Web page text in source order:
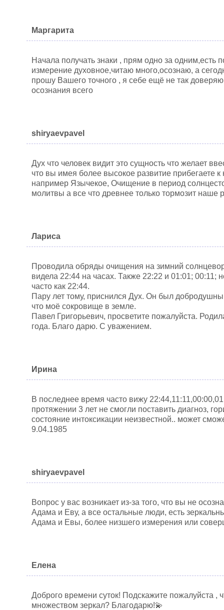
Маргарита
Начала получать знаки , прям одно за одним,есть
измерение духовное,читаю много,осознаю, а
прошу Вашего точного , я себе ещё не так
осознания всего
shiryaevpavel
Дух что человек видит это сущность что желает
что вы имея более высокое развитие прибегаете
например Язычекое, Очищение в период
молитвы а все что древнее только тормозит наше
Лариса
Проводила обряды очищения на зимний
видела 22:44 на часах. Также 22:22 и 01:01; 00:11;
часто как 22:44.
Пару лет тому, приснился Дух. Он был
что моё сокровище в земле.
Павел Григорьевич, просветите пожалуйста.
года. Благо дарю. С уважением.
Ирина
В последнее время часто вижу
протяжении 3 лет не смогли поставить диагноз,
состояние интоксикации неизвестной.. может
9.04.1985
shiryaevpavel
Вопрос у вас возникает из-за того, что вы не
Адама и Еву, а все остальные люди, есть
Адама и Евы, более низшего измерения или
Елена
Доброго времени суток! Подскажите пожалуйста ,
множеством зеркал? Благодарю!💫